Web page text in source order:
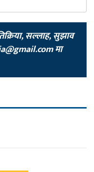
सल्लाह, सुझाव
मा